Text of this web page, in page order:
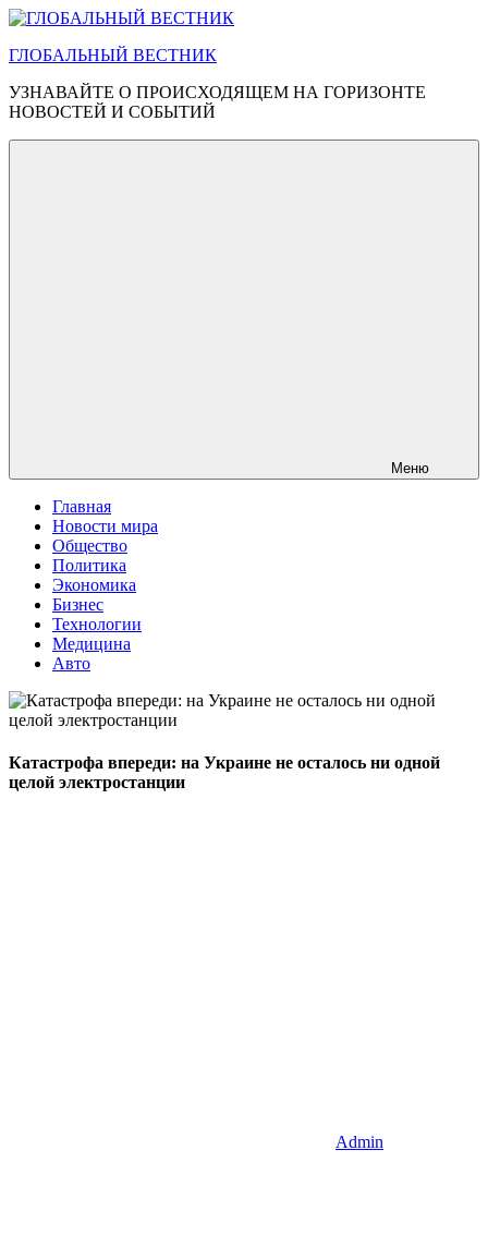
Перейти
содержимому
ГЛОБАЛЬНЫЙ ВЕСТНИК
УЗНАВАЙТЕ О ПРОИСХОДЯЩЕМ НА ГОРИЗОНТЕ
НОВОСТЕЙ И СОБЫТИЙ
Меню
Главная
Новости мира
Общество
Политика
Экономика
Бизнес
Технологии
Медицина
Авто
Катастрофа впереди: на Украине не осталось ни одной
целой электростанции
Admin